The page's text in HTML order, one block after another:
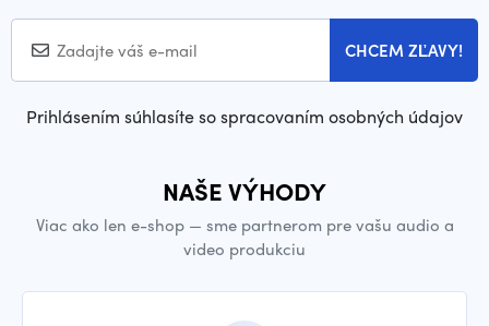
CHCEM ZĽAVY!
Prihlásením súhlasíte so spracovaním osobných údajov
NAŠE VÝHODY
Viac ako len e-shop — sme partnerom pre vašu audio a
video produkciu